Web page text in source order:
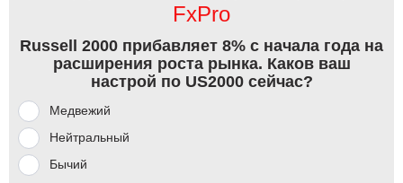
FxPro
Russell 2000 прибавляет 8% с начала года на
расширения роста рынка. Каков ваш
настрой по US2000 сейчас?
Медвежий
Нейтральный
Бычий